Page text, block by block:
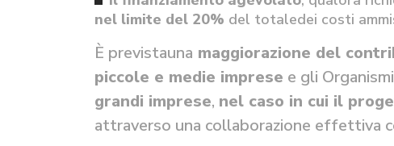
nel limite del 20% del totaledei costi
È previstauna maggiorazione del
piccole e medie imprese e gli
grandi imprese, nel caso in cui il
attraverso una collaborazione effettiva